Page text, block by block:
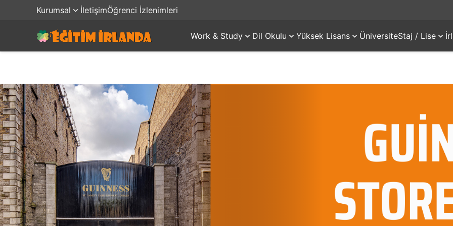
Kurumsal İletişimÖğrenci İzlenimleri
Work & Study Dil Okulu Yüksek Lisans ÜniversiteStaj / Lise